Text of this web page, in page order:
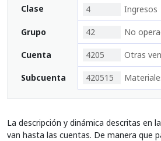
Clase 4 Ingresos
Grupo 42 No
Cuenta 4205 Otras
Subcuenta 420515
La descripción y dinámica descritas en
van hasta las cuentas. De manera que